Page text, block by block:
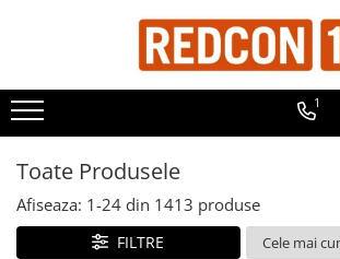
Toate Produsele
Materiale de constructii
Balast-nisip
Dibluri
Dibluri cu șurub
1
Toate Produsele
Afiseaza: 1-24 din 1413 produse
FILTRE